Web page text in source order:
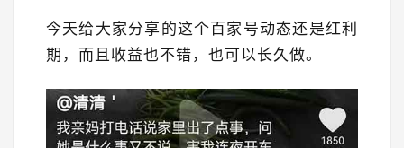
今天给大家分享的这个百家号动态还是红利
期，而且收益也不错，也可以长久做。